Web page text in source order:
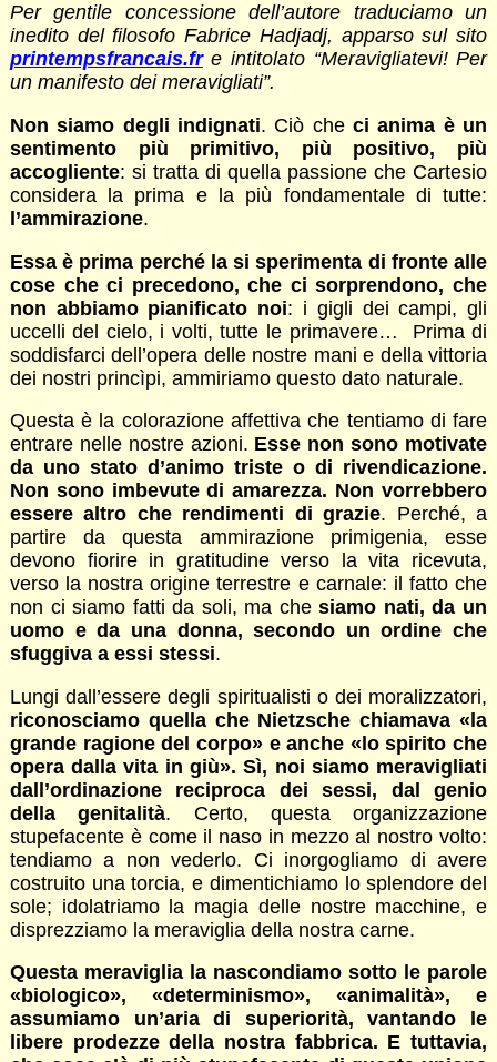
Per gentile concessione dell’autore traduciamo un
inedito del filosofo Fabrice Hadjadj, apparso sul sito
printempsfrancais.fre intitolato “Meravigliatevi! Per
un manifesto dei meravigliati”.
Non siamo degli indignati. Ciò checi anima è un
sentimento più primitivo, più positivo, più
accogliente: si tratta di quella passione che Cartesio
considera la prima e la più fondamentale di tutte:
l’ammirazione.
Essa è prima perché la si sperimenta di fronte alle
cose che ci precedono, che ci sorprendono, che
non abbiamo pianificato noi: i gigli dei campi, gli
uccelli del cielo, i volti, tutte le primavere… Prima di
soddisfarci dell’opera delle nostre mani e della vittoria
dei nostri princìpi, ammiriamo questo dato naturale.
Questa è la colorazione affettiva che tentiamo di fare
entrare nelle nostre azioni. Esse non sono motivate
da uno stato d’animo triste o di rivendicazione.
Non sono imbevute di amarezza. Non vorrebbero
essere altro che rendimenti di grazie. Perché, a
partire da questa ammirazione primigenia, esse
devono fiorire in gratitudine verso la vita ricevuta,
verso la nostra origine terrestre e carnale: il fatto che
non ci siamo fatti da soli, ma chesiamo nati, da un
uomo e da una donna, secondo un ordine che
sfuggiva a essi stessi.
Lungi dall’essere degli spiritualisti o dei moralizzatori,
riconosciamo quella che Nietzsche chiamava «la
grande ragione del corpo» e anche «lo spirito che
opera dalla vita in giù». Sì, noi siamo meravigliati
dall’ordinazione reciproca dei sessi, dal genio
della genitalità. Certo, questa organizzazione
stupefacente è come il naso in mezzo al nostro volto:
tendiamo a non vederlo. Ci inorgogliamo di avere
costruito una torcia, e dimentichiamo lo splendore del
sole; idolatriamo la magia delle nostre macchine, e
disprezziamo la meraviglia della nostra carne.
Questa meraviglia la nascondiamo sotto le parole
«biologico», «determinismo», «animalità», e
assumiamo un’aria di superiorità, vantando le
libere prodezze della nostra fabbrica. E tuttavia,